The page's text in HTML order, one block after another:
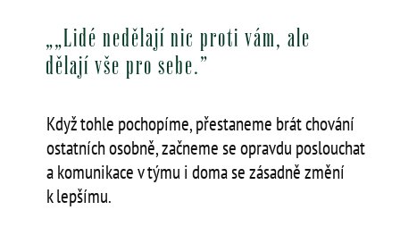
„„Lidé nedělají nic proti vám, ale
dělají vše pro sebe.”
Když tohle pochopíme, přestaneme brát chování
ostatních osobně, začneme se opravdu poslouchat
a komunikace v týmu i doma se zásadně změní
k lepšímu.